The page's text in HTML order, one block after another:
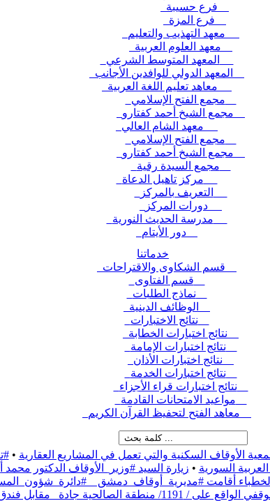
خدماتنا
الأوقاف السكنية والتي تعمل في المشاريع العقارية •
السورية • زيارة السيد #وزير_الأوقاف الدكتور
الخطباء أقامت #مديرية_أوقاف_دمشق _
جادة_ مقابل فندق أمية،